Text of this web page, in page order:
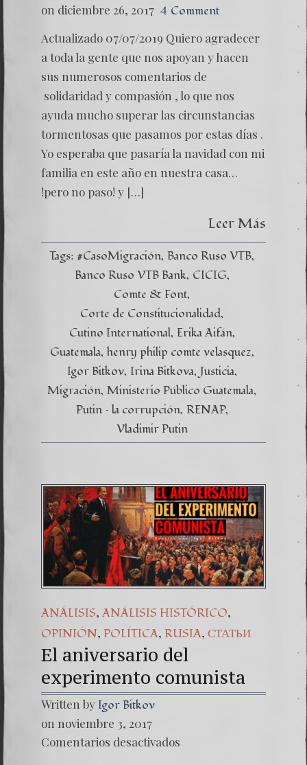
on diciembre 26, 2017 4 Comment
Actualizado 07/07/2019 Quiero agradecer
a toda la gente que nos apoyan y hacen
sus numerosos comentarios de
solidaridad y compasión , lo que nos
ayuda mucho superar las circunstancias
tormentosas que pasamos por estas días .
Yo esperaba que pasaría la navidad con mi
familia en este año en nuestra casa…
!pero no paso! y […]
Leer Más
Tags: #CasoMigración Banco Ruso VTB
Banco Ruso VTB Bank CICIG
Comte & Font
Corte de Constitucionalidad
Cutino International Erika Aifán
Guatemala henry philip comte velasquez
Igor Bitkov Irina Bitkova Justicia
Migración Ministerio Público Guatemala
Putin – la corrupción RENAP
Vladimir Putin
ANÁLISIS, ANÁLISIS HISTÓRICO,
OPINIÓN, POLÍTICA, RUSIA, СТАТЬИ
El aniversario del
experimento comunista
Written by Igor Bitkov
on noviembre 3, 2017
Comentarios desactivados